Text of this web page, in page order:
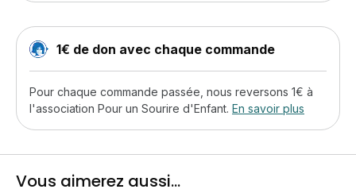
1€ de don avec chaque commande
Pour chaque commande passée, nous reversons 1€ à
l'association Pour un Sourire d'Enfant. En savoir plus
Vous aimerez aussi...